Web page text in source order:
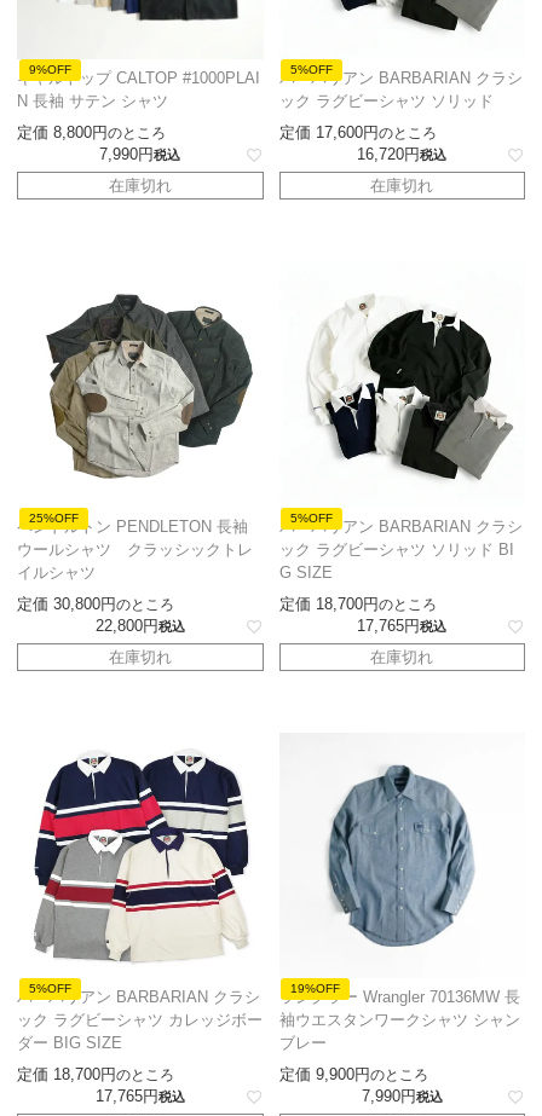
9%OFF
キャルトップ CALTOP #1000PLAI
N 長袖 サテン シャツ
定価 8,800 のところ
7,990 税込
在庫切れ
5%OFF
バーバリアン BARBARIAN クラシ
ック ラグビーシャツ ソリッド
定価 17,600 のところ
16,720 税込
在庫切れ
25%OFF
ペンドルトン PENDLETON 長袖
ウールシャツ クラッシックトレ
イルシャツ
定価 30,800 のところ
22,800 税込
在庫切れ
5%OFF
バーバリアン BARBARIAN クラシ
ック ラグビーシャツ ソリッド BI
G SIZE
定価 18,700 のところ
17,765 税込
在庫切れ
5%OFF
バーバリアン BARBARIAN クラシ
ック ラグビーシャツ カレッジボー
ダー BIG SIZE
定価 18,700 のところ
17,765 税込
19%OFF
ラングラー Wrangler 70136MW 長
袖ウエスタンワークシャツ シャン
ブレー
定価 9,900 のところ
7,990 税込